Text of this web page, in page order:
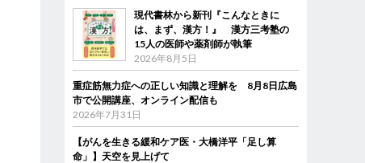
現代書林から新刊『こんなときに
は、まず、漢方！』 漢方三考塾の
15人の医師や薬剤師が執筆
2026年8月5日
重症筋無力症への正しい知識と理解を 8月8日広島
市で公開講座、オンライン配信も
2026年7月31日
【がんを生きる緩和ケア医・大橋洋平「足し算
命」】天空を見上げて